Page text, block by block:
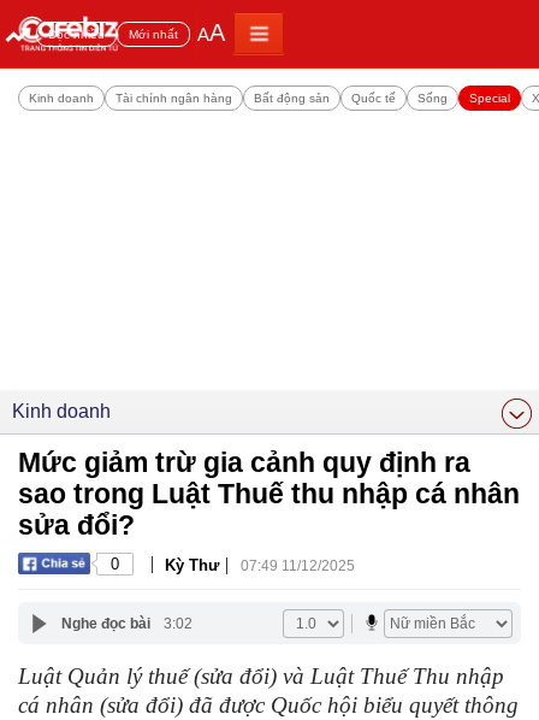
Đọc nhiều Mới nhất AA
Kinh doanh Tài chính ngân hàng Bất động sản Quốc tế Sống Special
Kinh doanh
Mức giảm trừ gia cảnh quy định ra
sao trong Luật Thuế thu nhập cá nhân
sửa đổi?
0 | Kỳ Thư | 07:49 11/12/2025
Nghe đọc bài 3:02
Luật Quản lý thuế (sửa đổi) và Luật Thuế Thu nhập
cá nhân (sửa đổi) đã được Quốc hội biểu quyết thông